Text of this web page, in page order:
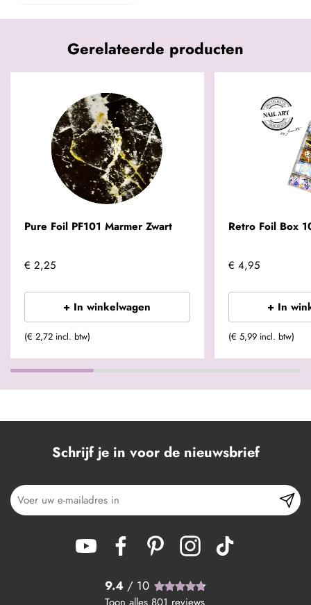
Gerelateerde producten
Pure Foil PF101 Marmer Zwart
€ 2,25
+ In winkelwagen
(€ 2,72 incl. btw)
Retro Foil Box
€ 4,95
+ In
(€ 5,99 incl. btw)
Schrijf je in voor de nieuwsbrief
9.4 / 10